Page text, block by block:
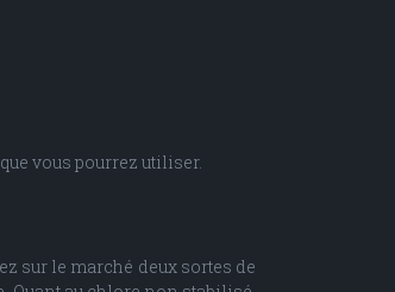
vous pourrez utiliser.
sur le marché deux sortes de